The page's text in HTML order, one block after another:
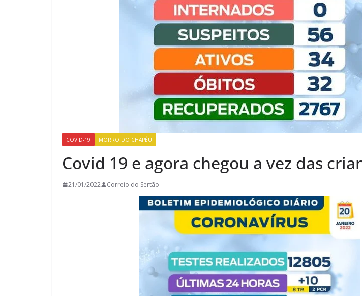
COVID-19 MORRO DO CHAPÉU
Covid 19 e agora chegou a vez das
21/01/2022 Correio do Sertão